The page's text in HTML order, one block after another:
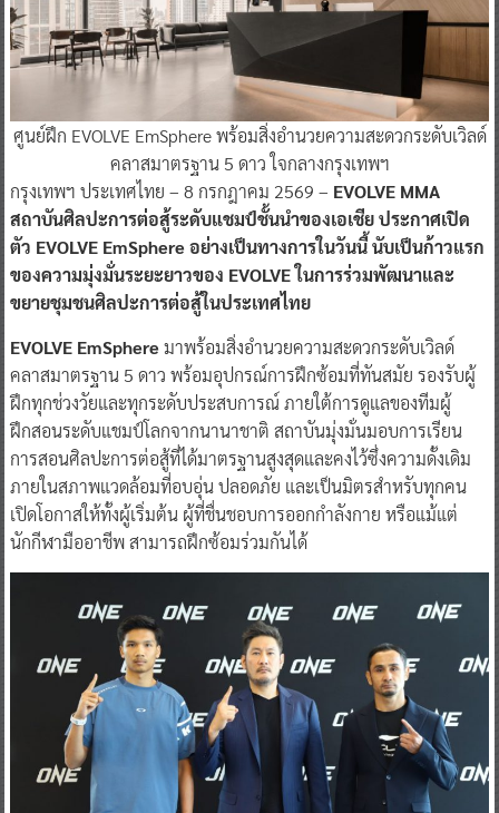
ศูนย์ฝึก EVOLVE EmSphere พร้อมสิ่งอำนวยความสะดวกระดับเวิลด์
คลาสมาตรฐาน 5 ดาว ใจกลางกรุงเทพฯ
กรุงเทพฯ ประเทศไทย – 8 กรกฎาคม 2569 – EVOLVE MMA
สถาบันศิลปะการต่อสู้ระดับแชมป์ชั้นนำของเอเชีย ประกาศเปิด
ตัว EVOLVE EmSphere อย่างเป็นทางการในวันนี้ นับเป็นก้าวแรก
ของความมุ่งมั่นระยะยาวของ EVOLVE ในการร่วมพัฒนาและ
ขยายชุมชนศิลปะการต่อสู้ในประเทศไทย
EVOLVE EmSphereมาพร้อมสิ่งอำนวยความสะดวกระดับเวิลด์
คลาสมาตรฐาน 5 ดาว พร้อมอุปกรณ์การฝึกซ้อมที่ทันสมัย รองรับผู้
ฝึกทุกช่วงวัยและทุกระดับประสบการณ์ ภายใต้การดูแลของทีมผู้
ฝึกสอนระดับแชมป์โลกจากนานาชาติ สถาบันมุ่งมั่นมอบการเรียน
การสอนศิลปะการต่อสู้ที่ได้มาตรฐานสูงสุดและคงไว้ซึ่งความดั้งเดิม
ภายในสภาพแวดล้อมที่อบอุ่น ปลอดภัย และเป็นมิตรสำหรับทุกคน
เปิดโอกาสให้ทั้งผู้เริ่มต้น ผู้ที่ชื่นชอบการออกกำลังกาย หรือแม้แต่
นักกีฬามืออาชีพ สามารถฝึกซ้อมร่วมกันได้